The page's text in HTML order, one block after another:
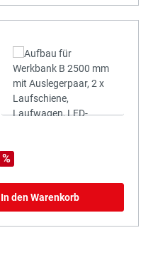
%
In den Warenkorb